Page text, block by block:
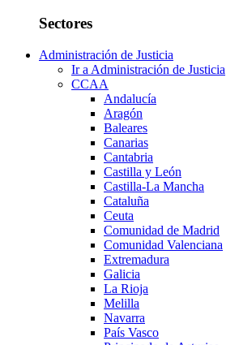
Sectores
Administración de Justicia
Ir a Administración de Justicia
CCAA
Andalucía
Aragón
Baleares
Canarias
Cantabria
Castilla y León
Castilla-La Mancha
Cataluña
Ceuta
Comunidad de Madrid
Comunidad Valenciana
Extremadura
Galicia
La Rioja
Melilla
Navarra
País Vasco